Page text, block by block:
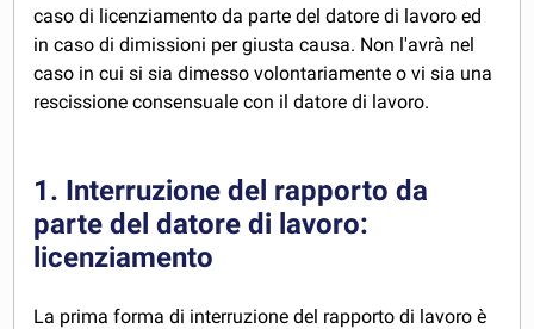
caso di licenziamento da parte del datore di lavoro ed
in caso di dimissioni per giusta causa. Non l'avrà nel
caso in cui si sia dimesso volontariamente o vi sia una
rescissione consensuale con il datore di lavoro.
1. Interruzione del rapporto da
parte del datore di lavoro:
licenziamento
La prima forma di interruzione del rapporto di lavoro è